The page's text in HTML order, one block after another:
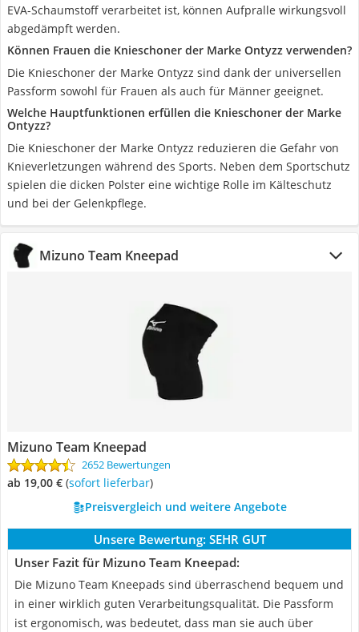
EVA-Schaumstoff verarbeitet ist, können Aufpralle wirkungsvoll
abgedämpft werden.
Können Frauen die Knieschoner der Marke Ontyzz verwenden?
Die Knieschoner der Marke Ontyzz sind dank der universellen
Passform sowohl für Frauen als auch für Männer geeignet.
Welche Hauptfunktionen erfüllen die Knieschoner der Marke
Ontyzz?
Die Knieschoner der Marke Ontyzz reduzieren die Gefahr von
Knieverletzungen während des Sports. Neben dem Sportschutz
spielen die dicken Polster eine wichtige Rolle im Kälteschutz
und bei der Gelenkpflege.
Mizuno Team Kneepad
Mizuno Team Kneepad
2652 Bewertungen
ab 19,00 € ( Sofort lieferbar)
Preisvergleich und weitere Angebote
Unsere Bewertung: SEHR GUT
Unser Fazit für Mizuno Team Kneepad:
Die Mizuno Team Kneepads sind überraschend bequem und
in einer wirklich guten Verarbeitungsqualität. Die Passform
ist ergonomisch, was bedeutet, dass man sie auch über